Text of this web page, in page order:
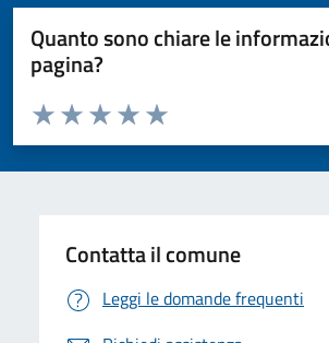
Quanto sono chiare le
pagina?
Valuta da 1 a 5 stelle la pagina
Valuta 5 stelle su 5
Valuta 4 stelle su 5
Valuta 3 stelle su 5
Valuta 2 stelle su 5
Valuta 1 stelle su 5
Contatta il comune
Leggi le domande frequenti